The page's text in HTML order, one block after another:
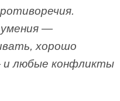
—
хорошо
и любые конфликты